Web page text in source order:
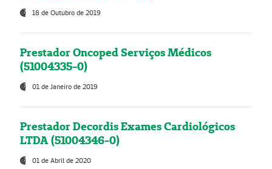
18 de Outubro de 2019
Prestador Oncoped Serviços Médicos
(51004335-0)
01 de Janeiro de 2019
Prestador Decordis Exames Cardiológicos
LTDA (51004346-0)
01 de Abril de 2020